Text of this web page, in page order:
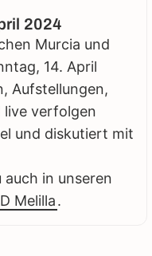
2024
Murcia und
14. April
Aufstellungen,
live verfolgen
und diskutiert mit
in unseren
Melilla.